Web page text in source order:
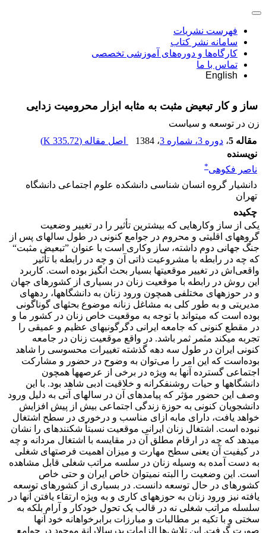
فهرست نشریات
سامانه نشر کتاب
کارگاه‌ها و دوره‌های آموزشی تخصصی
تماس با ما
English
ساز و کار تبعیض مثبت به مثابه ابزار محرومیت زدایی
زن در توسعه و سیاست
مقاله 5
، دوره 3، شماره 3 ، 1384 اصل مقاله (335.72 K
)
نویسنده
ناصر فکوهی*
دانشیار گروه انسان شناسی دانشکده علوم اجتماعی دانشگاه
تهران
چکیده
یکی از ساز وکارهایی که بیشترین تأثیر را در تغییر وضعیت
گروه‏های اقلیتی و محروم در جوامع کنونی در طول سال‏های پس از
جنگ جهانی دوم داشته،‌ ساز وکاری است با عنوان ”تبعیض مثبت“
که چه در رابطه با مشروعیت ذاتی آن و چه در رابطه با تأثیر
واقعی‌اش در تغییر موقعیت‏ها بسیار بحث انگیز بوده است. کاربرد
این روش در رابطه با موقعیت زنان در بسیاری از کشورهای جهان
و در حوزه‏های مختلفی همچون ورود زنان به دانشگاه‏ها، رده‏های
مدیریتی و به طور کلی به مشاغل زنانه موضوع بحث‏های گوناگونی
بوده است که می‏تواند با توجه به موقعیت خاص زنان در کشور ما و
در مقطع کنونی که جامعه ایرانی دگرگونی‏های عظیم و عمیقی را
تجربه می‏کند مثمر ثمر باشد. در واقع موقعیت زنان در جامعه
کنونی ایران در طول سه دهه گذشته تغییرات محسوسی را شاهد
بوده‌است که این امر را می‌توان به وضوح در حضور و مشارکت
اجتماعی گسترده آن‏ها به ویژه در برخی از عرصه‏ها همچون
دانشگاه‏ها و حیات روشنفکرانه و خلاقیت ادبی شاهد بود. با این
وصف این حضور مؤثر که پیامدهای آن در سال‏های آتی به دلیل ورود
دانشجویان کنونی به حوزة زندگی اجتماعی بیش از پیش افزایش
خواهد یافت، دارای مابه ازای مناسب و درخوری در سطح اشتغال
نبوده است. اشتغال زنان ایرانی موقعیت نسبتاً شکننده‏ای را نشان
می‏دهد که چه در ارقام مطلق آن در مقایسه با اشتغال مردانه و چه
در کیفیت آن یعنی سطح مهارت و میزان اهمیت فرصت‏های شغلی
به دست آمده به وسیله زنان در سلسه مراتب شغلی قابل مشاهده
است. این وضعیت را البته نمی‏توان خاص ایران و حتی خاص
کشورهای در حال توسعه دانست. در بسیاری از کشورهای توسعه
یافته نیز ورود زنان به حوزه‏های کاری و به ویژه ارتقاء یافتن آن‏ها در
سلسله مراتب شغلی نه در قالب یک تحول خودکار و آرام بلکه به
سختی و با تکیه بر مطالبات و مبارزات برابرخواهانه خود آن‏ها
صورت گرفت. این تلاش‌ها الزامات پدرسالارانة موجود در جوامع